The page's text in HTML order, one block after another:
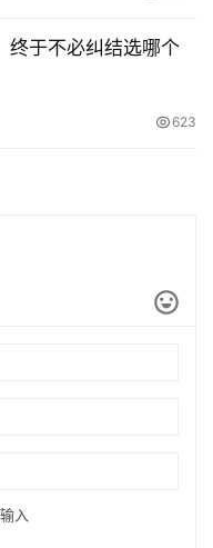
终于不必纠结选哪个
623
入